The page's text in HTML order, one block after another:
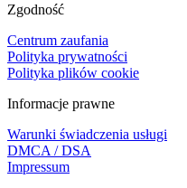
Zgodność
Centrum zaufania
Polityka prywatności
Polityka plików cookie
Informacje prawne
Warunki świadczenia usługi
DMCA / DSA
Impressum